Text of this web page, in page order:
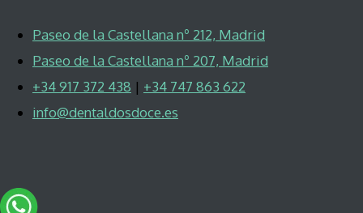
Paseo de la Castellana nº 212, Madrid
Paseo de la Castellana nº 207, Madrid
+34 917 372 438 | +34 747 863 622
info@dentaldosdoce.es